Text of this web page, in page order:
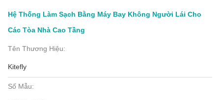
Hệ Thống Làm Sạch Bằng Máy Bay Không Người Lái Cho
Các Tòa Nhà Cao Tầng
Tên Thương Hiệu:
Kitefly
Số Mẫu: